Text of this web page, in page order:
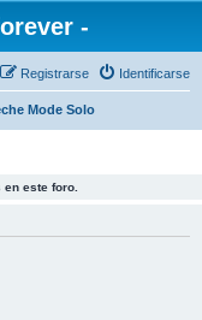
-
Identificarse
Registrarse
Mode Solo
este foro.